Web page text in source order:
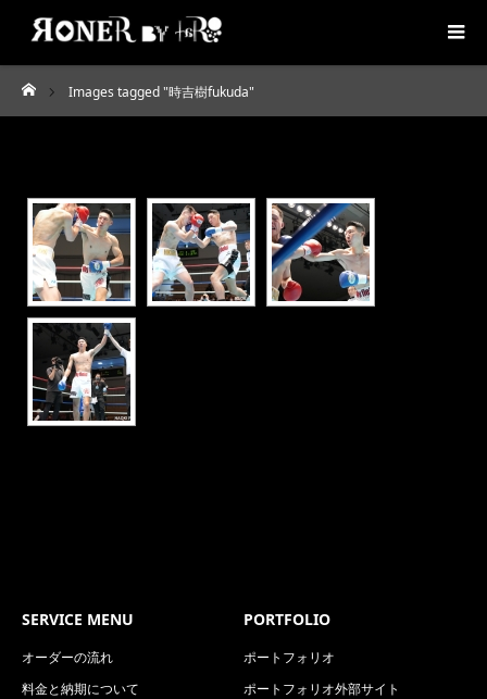
ホーム
Images tagged "時吉樹fukuda"
SERVICE MENU
オーダーの流れ
料金と納期について
PORTFOLIO
ポートフォリオ
ポートフォリオ外部サイト